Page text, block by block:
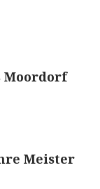
Moordorf
Meister